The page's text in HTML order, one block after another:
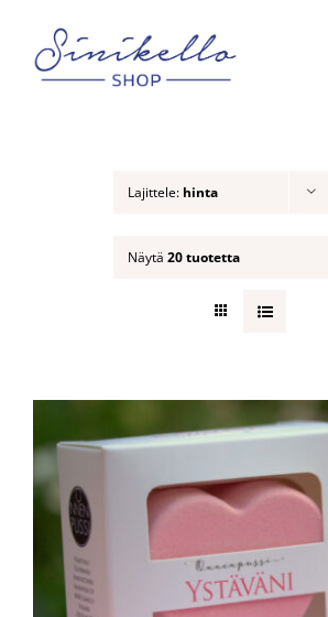
content
Lajittele: hinta
Näytä 20 tuotetta